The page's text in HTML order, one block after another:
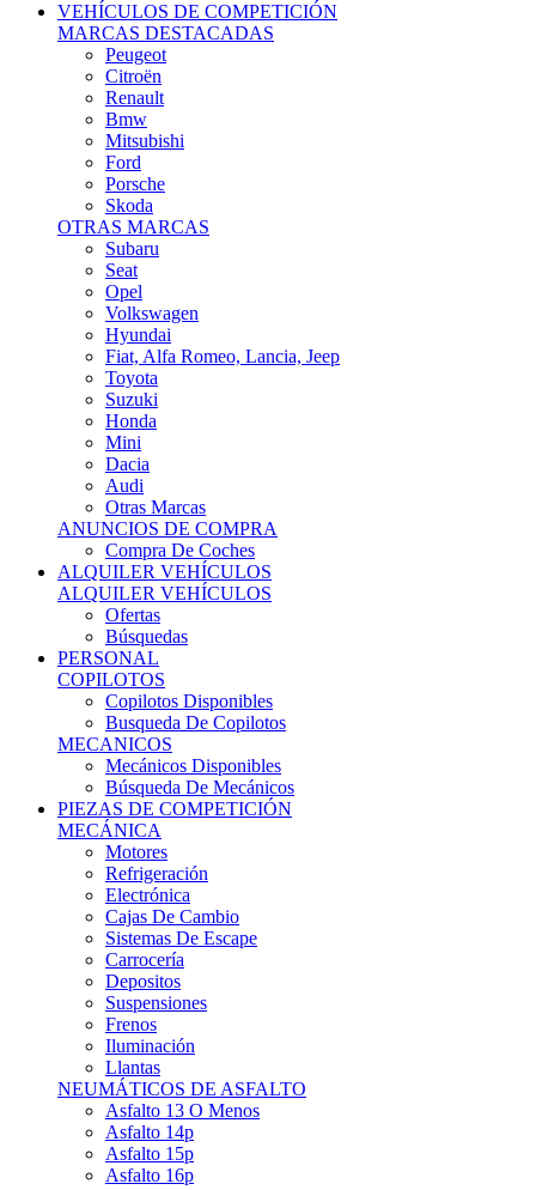
VEHÍCULOS DE COMPETICIÓN
MARCAS DESTACADAS
Peugeot
Citroën
Renault
Bmw
Mitsubishi
Ford
Porsche
Skoda
OTRAS MARCAS
Subaru
Seat
Opel
Volkswagen
Hyundai
Fiat, Alfa Romeo, Lancia, Jeep
Toyota
Suzuki
Honda
Mini
Dacia
Audi
Otras Marcas
ANUNCIOS DE COMPRA
Compra De Coches
ALQUILER VEHÍCULOS
ALQUILER VEHÍCULOS
Ofertas
Búsquedas
PERSONAL
COPILOTOS
Copilotos Disponibles
Busqueda De Copilotos
MECANICOS
Mecánicos Disponibles
Búsqueda De Mecánicos
PIEZAS DE COMPETICIÓN
MECÁNICA
Motores
Refrigeración
Electrónica
Cajas De Cambio
Sistemas De Escape
Carrocería
Depositos
Suspensiones
Frenos
Iluminación
Llantas
NEUMÁTICOS DE ASFALTO
Asfalto 13 O Menos
Asfalto 14p
Asfalto 15p
Asfalto 16p